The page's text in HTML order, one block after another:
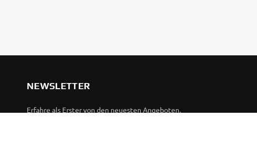
NEWSLETTER
Erfahre als Erster von den neuesten Angeboten,